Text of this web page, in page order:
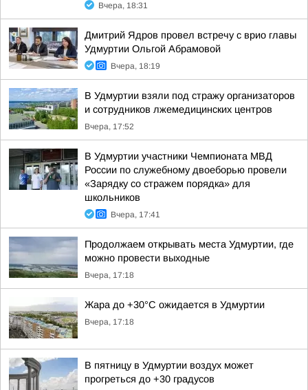
Вчера, 18:31
Дмитрий Ядров провел встречу с врио главы
Удмуртии Ольгой Абрамовой
Вчера, 18:19
В Удмуртии взяли под стражу организаторов
и сотрудников лжемедицинских центров
Вчера, 17:52
В Удмуртии участники Чемпионата МВД
России по служебному двоеборью провели
«Зарядку со стражем порядка» для
школьников
Вчера, 17:41
Продолжаем открывать места Удмуртии, где
можно провести выходные
Вчера, 17:18
Жара до +30°С ожидается в Удмуртии
Вчера, 17:18
В пятницу в Удмуртии воздух может
прогреться до +30 градусов